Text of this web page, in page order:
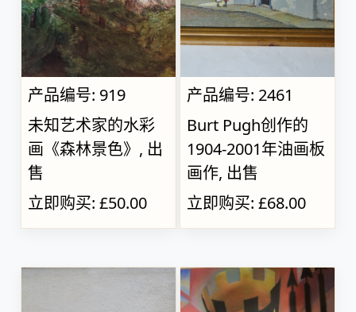
产品编号: 919
未知艺术家的水彩
画《森林景色》, 出
售
立即购买: £50.00
产品编号: 2461
Burt Pugh创作的
1904-2001年油画板
画作, 出售
立即购买: £68.00